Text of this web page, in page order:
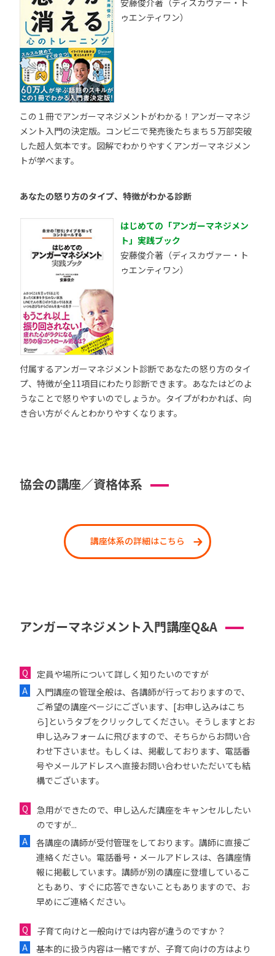
ゥエンティワン）
この１冊でアンガーマネジメントがわかる！アンガーマネジ
メント入門の決定版。コンビニで発売後たちまち５万部突破
した超人気本です。図解でわかりやすくアンガーマネジメン
トが学べます。
あなたの怒り方のタイプ、特徴がわかる診断
はじめての「アンガーマネジメン
ト」実践ブック
安藤俊介著（ディスカヴァー・ト
ゥエンティワン）
付属するアンガーマネジメント診断であなたの怒り方のタイ
プ、特徴が全11項目にわたり診断できます。あなたはどのよ
うなことで怒りやすいのでしょうか。タイプがわかれば、向
き合い方がぐんとわかりやすくなります。
協会の講座／資格体系
講座体系の詳細はこちら
アンガーマネジメント入門講座Q&A
定員や場所について詳しく知りたいのですが
入門講座の管理全般は、各講師が行っておりますので、
ご希望の講座ページにございます、[お申し込みはこち
ら]というタブをクリックしてください。そうしますとお
申し込みフォームに飛びますので、そちらからお問い合
わせ下さいませ。もしくは、掲載しております、電話番
号やメールアドレスへ直接お問い合わせいただいても結
構でございます。
急用ができたので、申し込んだ講座をキャンセルしたい
のですが...
各講座の講師が受付管理をしております。講師に直接ご
連絡ください。電話番号・メールアドレスは、各講座情
報に掲載しています。講師が別の講座に登壇しているこ
ともあり、すぐに応答できないこともありますので、お
早めにご連絡ください。
子育て向けと一般向けでは内容が違うのですか？
基本的に扱う内容は一緒ですが、子育て向けの方はより